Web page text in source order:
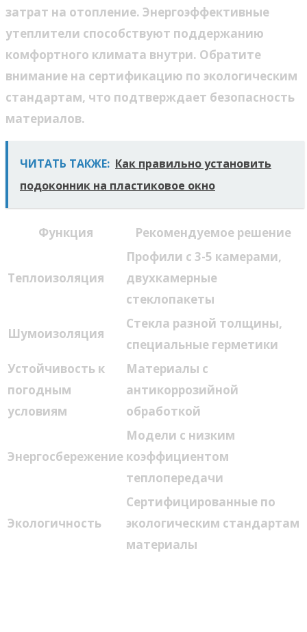
затрат на отопление. Энергоэффективные
утеплители способствуют поддержанию
комфортного климата внутри. Обратите
внимание на сертификацию по экологическим
стандартам, что подтверждает безопасность
материалов.
ЧИТАТЬ ТАКЖЕ: Как правильно установить
подоконник на пластиковое окно
Функция Рекомендуемое решение
Теплоизоляция
Профили с 3-5 камерами,
двухкамерные
стеклопакеты
Шумоизоляция
Стекла разной толщины,
специальные герметики
Устойчивость к
погодным
условиям
Материалы с
антикоррозийной
обработкой
Энергосбережение
Модели с низким
коэффициентом
теплопередачи
Экологичность
Сертифицированные по
экологическим стандартам
материалы